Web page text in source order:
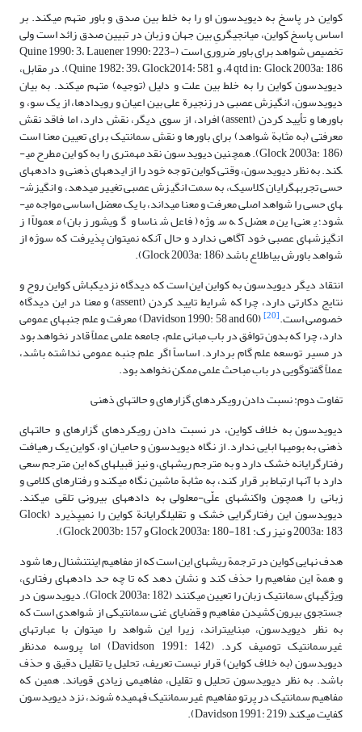
کواین در پاسخ به دیویدسون او را به خلط بین صدق و باور متهم می­کند. بر
اساس پاسخ کواین، میانجی­گریِ بین جهان و زبان در تبیین صدق زائد است ولی
تخصیص شواهد برای باور ضروری است (Quine 1990: 3، Lauener 1990: 223-
4 qtd in: Glock 2003a: 186، و Quine 1982: 39، Glock2014: 581). در مقابل،
دیویدسون کواین را به خلط بین علت و دلیل (توجیه) متهم می­کند. به بیان
دیویدسون، انگیزش عصبی در زنجیرة علی بین اعیان و رویدادها، از یک سو، و
باورها و تأیید کردن (assent) افراد، از سوی دیگر، نقش دارد، اما فاقد نقش
معرفتی (به مثابة شواهد) برای باورها و نقش سمانتیک برای تعیین معنا است
(Glock 2003a: 186). همچنین دیویدسون نقد مهم­تری را به کواین مطرح می­
کند. به نظر دیویدسون، وقتی کواین توجه خود را از ایده­های ذهنی و داده­های
حسی تجربه­گرایان کلاسیک، به سمت انگیزش عصبی تغییر می­دهد، و انگیزش­
های حسی را شواهد اصلی معرفت و معنا می­داند، با یک معضل اساسی مواجه می­­
شود؛ یعنی این معضل که سوژه (فاعل شناسا و گویشور زبان) معمولاً از
انگیزش­های عصبی خود آگاهی ندارد و حال آنکه نمی­توان پذیرفت که سوژه از
شواهد باورش بی­اطلاع باشد (Glock 2003a: 186).
انتقاد دیگر دیویدسون به کواین این است که دیدگاه نزدیک­باش کواین روح و
نتایج دکارتی دارد، چرا که شرایط تایید کردن (assent) و معنا در این دیدگاه
خصوصی است.[20] (Davidson 1990: 58 and 60) معرفت و علم جنبه­ای عمومی
دارد، چرا که بدون توافق در باب مبانی علم، جامعه علمی عملاً قادر نخواهد بود
در مسیر توسعه علم گام بردارد. اساساً اگر علم جنبه عمومی نداشته باشد،
عملاً گفت­وگویی در باب مباحث علمی ممکن نخواهد بود.
تفاوت دوم: نسبت دادن رویکردهای گزاره­ای و حالت­های ذهنی
دیویدسون به خلاف کواین، در نسبت دادن رویکردهای گزاره­ای و حالت­های
ذهنی به بومی­ها ابایی ندارد. از نگاه دیویدسون و حامیان او، کواین یک رهیافت
رفتارگرایانه خشک دارد و به مترجم ریشه­ای، و نیز قبیله­ای که این مترجم سعی
دارد با آنها ارتباط بر قرار کند، به مثابة ماشین نگاه می­کند و رفتارهای کلامی و
زبانی را همچون واکنش­های علّی-معلولی به داده­های بیرونی تلقی می­کند.
دیویدسون این رفتارگرایی خشک و تقلیل­گرایانة کواین را نمی­پذیرد (Glock
2003a: 183 و نیز رک: Glock 2003a: 180-181 و Glock 2003b: 157).
هدف نهایی کواین در ترجمة ریشه­­ای این است که از مفاهیم اینتنشنال رها شود
و همة این مفاهیم را حذف کند و نشان دهد که تا چه حد داده­های رفتاری،
ویژگی­های سمانتیک زبان را تعیین می­کنند (Glock 2003a: 182). دیویدسون در
جستجوی بیرون کشیدن مفاهیم و قضایای غنی سمانتیکی از شواهدی است که
به نظر دیویدسون، مبنایی­تراند، زیرا این شواهد را می­توان با عبارت­های
غیرسمانتیک توصیف کرد. (Davidson 1991: 142) اما پروسه مدنظر
دیویدسون (به خلاف کواین) قرار نیست تعریف، تحلیل یا تقلیل دقیق و حذف
باشد. به نظر دیویدسون تحلیل و تقلیل، مفاهیمی زیادی قوی­اند. همین که
مفاهیم سمانتیک در پرتو مفاهیم غیرسمانتیک فهمیده شوند، نزد دیویدسون
کفایت می­کند (Davidson 1991: 219).